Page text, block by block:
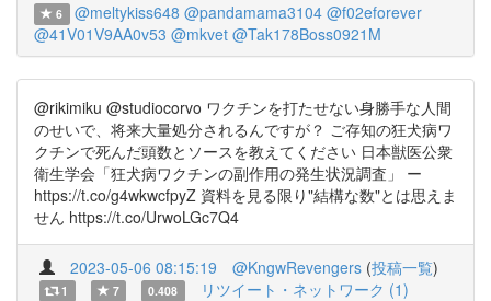
6 @meltykiss648 @pandamama3104 @f02eforever
@41V01V9AA0v53 @mkvet @Tak178Boss0921M
@rikimiku @studiocorvo ワクチンを打たせない身勝手な人間
のせいで、将来大量処分されるんですが？ ご存知の狂犬病ワ
クチンで死んだ頭数とソースを教えてください 日本獣医公衆
衛生学会「狂犬病ワクチンの副作用の発生状況調査」 ー
https://t.co/g4wkwcfpyZ 資料を見る限り"結構な数"とは思えま
せん https://t.co/UrwoLGc7Q4
2023-05-06 08:15:19 @KngwRevengers (投稿一覧)
1 7 0.408 リツイート・ネットワーク (1)